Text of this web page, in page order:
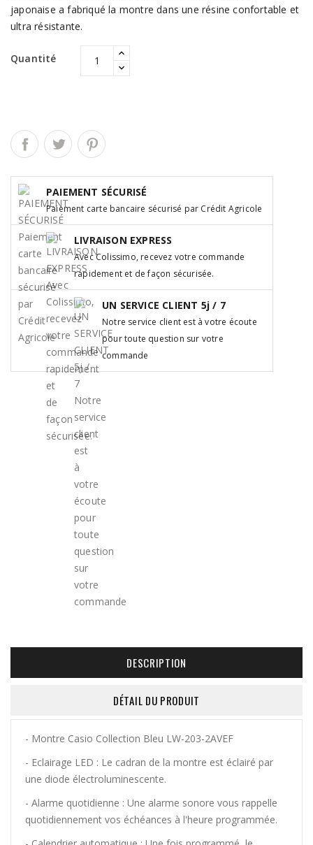
japonaise a fabriqué la montre dans une résine confortable et
ultra résistante.
Quantité
PAIEMENT SÉCURISÉ
Paiement carte bancaire sécurisé par Crédit Agricole
LIVRAISON EXPRESS
Avec Colissimo, recevez votre commande
rapidement et de façon sécurisée.
UN SERVICE CLIENT 5j / 7
Notre service client est à votre écoute
pour toute question sur votre
commande
DESCRIPTION
DÉTAIL DU PRODUIT
- Montre Casio Collection Bleu LW-203-2AVEF
- Eclairage LED : Le cadran de la montre est éclairé par
une diode électroluminescente.
- Alarme quotidienne : Une alarme sonore vous rappelle
quotidiennement vos échéances à l'heure programmée.